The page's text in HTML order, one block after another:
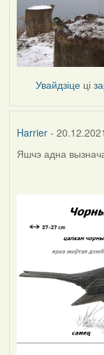
Увайдзіце ці
Harrier-
Яшчэ адна